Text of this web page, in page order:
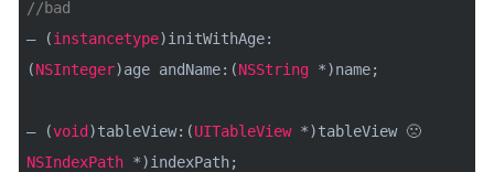
//bad
– (instancetype)initWithAge:
(NSInteger)age andName:(NSString *)name;
– (void )tableView:(UITableView*)tableView 🙁
NSIndexPath *)indexPath;